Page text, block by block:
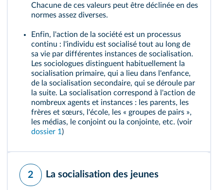
Chacune de ces valeurs peut être déclinée en des
normes assez diverses.
Enfin, l'action de la société est un processus
continu : l'individu est socialisé tout au long de
sa vie par différentes instances de socialisation.
Les sociologues distinguent habituellement la
socialisation primaire, qui a lieu dans l'enfance,
de la socialisation secondaire, qui se déroule par
la suite. La socialisation correspond à l'action de
nombreux agents et instances : les parents, les
frères et sœurs, l'école, les « groupes de pairs »,
les médias, le conjoint ou la conjointe, etc. (voir
dossier 1)
2 La socialisation des jeunes